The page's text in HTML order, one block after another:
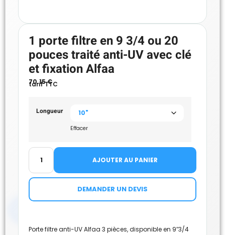
1 porte filtre en 9 3/4 ou 20
pouces traité anti-UV avec clé
et fixation Alfaa
70.15€
tarif TTC
Longueur
Effacer
AJOUTER AU PANIER
DEMANDER UN DEVIS
Porte filtre anti-UV Alfaa 3 pièces, disponible en 9″3/4